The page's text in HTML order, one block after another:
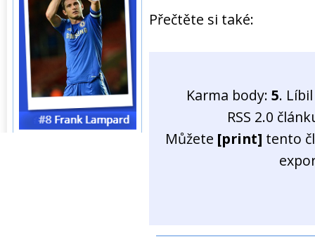
Přečtěte si také:
Karma body: 5.
RSS 2.0
Můžete [print] tento